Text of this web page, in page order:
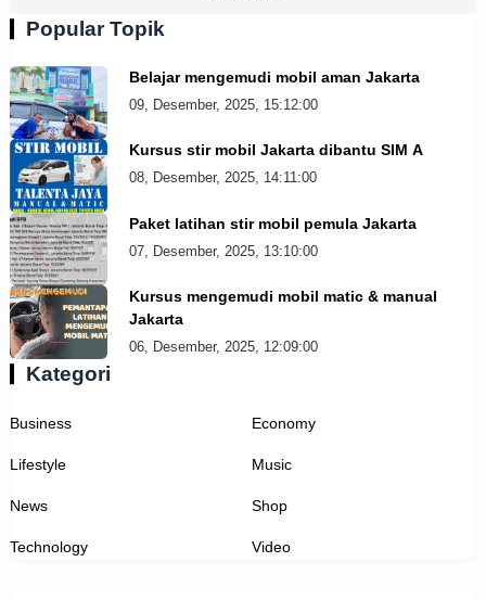
Popular Topik
Belajar mengemudi mobil aman Jakarta
09, Desember, 2025, 15:12:00
Kursus stir mobil Jakarta dibantu SIM A
08, Desember, 2025, 14:11:00
Paket latihan stir mobil pemula Jakarta
07, Desember, 2025, 13:10:00
Kursus mengemudi mobil matic & manual
Jakarta
06, Desember, 2025, 12:09:00
Kategori
Business Economy
Lifestyle Music
News Shop
Technology Video